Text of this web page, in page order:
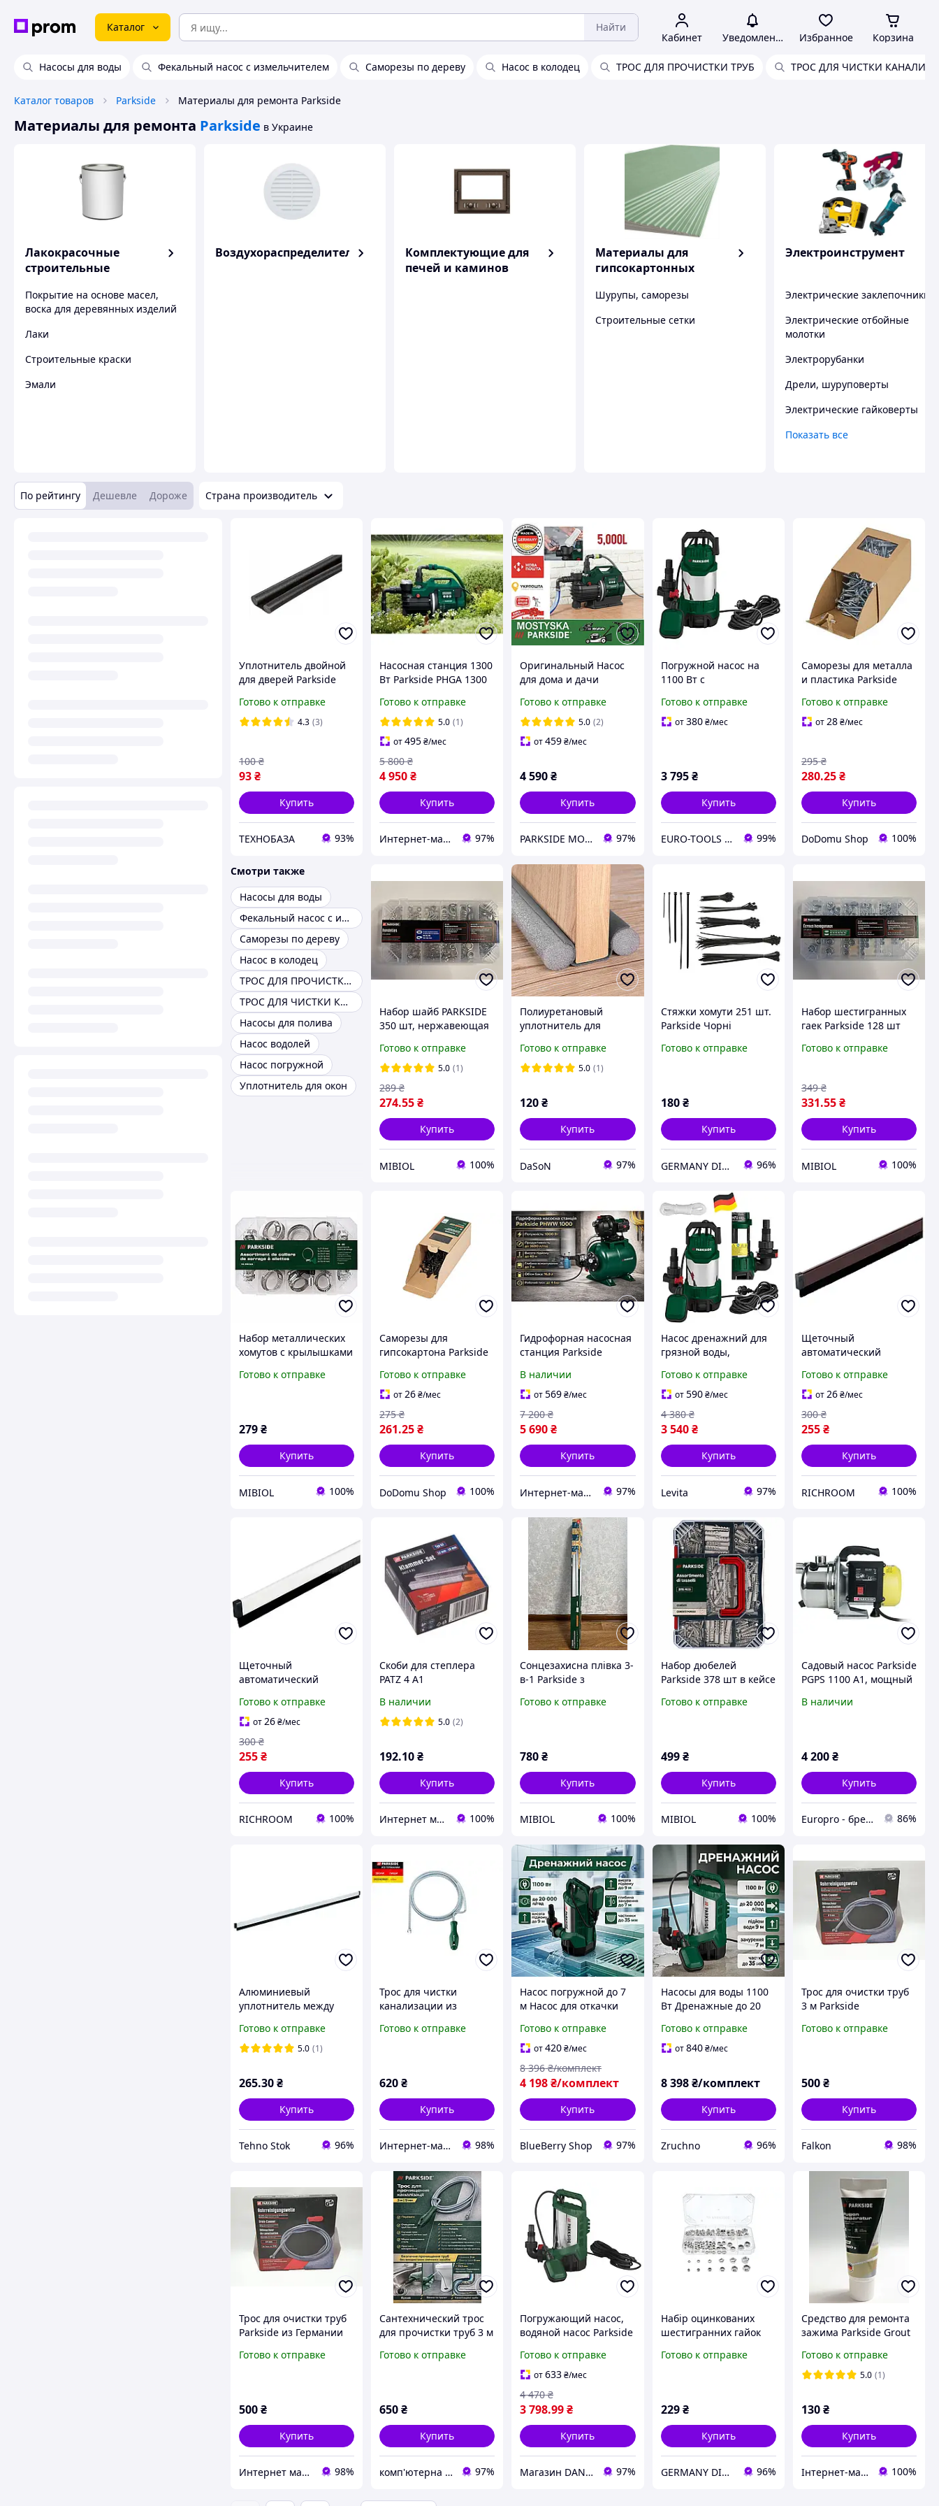
Каталог Найти
Кабинет Уведомления Избранное Корзина
Насосы для воды Фекальный насос с измельчителем Саморезы по дереву Насос в колодец ТРОС ДЛЯ ПРОЧИСТКИ ТРУБ ТРОС ДЛЯ ЧИСТКИ
Каталог товаров Parkside Материалы для ремонта Parkside
Материалы для ремонта Parkside в Украине
Лакокрасочные
строительные
Покрытие на основе масел,
воска для деревянных изделий
Лаки
Строительные краски
Эмали
Воздухораспределители
Комплектующие для
печей и каминов
Материалы для
гипсокартонных
Шурупы, саморезы
Строительные сетки
Электроинструмент
Электрические заклепочники
Электрические отбойные
молотки
Электрорубанки
Дрели, шуруповерты
Электрические гайковерты
Показать все
По рейтингу Дешевле Дороже Страна производитель
Уплотнитель двойной
для дверей Parkside
сквозняков, пыли и
холода (черный)
Готово к отправке
4.3 (3)
93₴
100 ₴
Купить
ТЕХНОБАЗА 93%
Насосная станция 1300
Вт Parkside PHGA 1300
автоматическая
Готово к отправке
5.0 (1)
от495₴/мес
4 950₴
5 800 ₴
Купить
Интернет-магазин "Maрк-Tех" 97%
Оригинальный Насос
для дома и дачи
A1, насосная станция
парксайд
Готово к отправке
5.0 (2)
от459₴/мес
4 590₴
Купить
PARKSIDE MOSTYSKA 97%
Погружной насос на
1100 Вт с
20 000 л/ч дляслива и
перекачивания
Готово к отправке
от380 ₴/мес
3 795 ₴
Купить
EURO-TOOLS for HOME 99%
Саморезы для металла
и пластика Parkside
мм, 250 шт
Готово к отправке
от28₴/мес
280.25₴
295 ₴
Купить
DoDomu Shop 100%
Смотри также
Насосы для воды
Фекальный насос с измельчителем
Саморезы по дереву
Насос в колодец
ТРОС ДЛЯ ПРОЧИСТКИ ТРУБ
ТРОС ДЛЯ ЧИСТКИ КАНАЛИЗАЦИИ
Насосы для полива
Насос водолей
Насос погружной
Уплотнитель для окон
Набор шайб PARKSIDE
350 шт, нержавеющая
пружинные шайбы
(гроверы), M4 M5 M6
M8 M10 M12,
органайзер
Готово к отправке
5.0 (1)
274.55₴
289 ₴
Купить
MIBIOL 100%
Полиуретановый
уплотнитель для
утеплитель для дверей
плинтус мягкий
Черный
Готово к отправке
5.0 (1)
120₴
Купить
DaSoN 97%
Стяжки хомути 251 шт.
Parkside Чорні
Готово к отправке
180 ₴
Купить
GERMANY DISCOUNT 96%
Набор шестигранных
гаек Parkside 128 шт
+ самоконтрные гайки
Готово к отправке
331.55₴
349 ₴
Купить
MIBIOL 100%
Набор металлических
хомутов с крылышками
в кейсе
Готово к отправке
279₴
Купить
MIBIOL 100%
Саморезы для
гипсокартона Parkside
мм, 600 шт
Готово к отправке
от26₴/мес
261.25₴
275 ₴
Купить
DoDomu Shop 100%
Гидрофорная насосная
станция Parkside
3600 л/ч 40 м
В наличии
от569₴/мес
5 690₴
7 200 ₴
Купить
Интернет-магазин "Maрк-Tех" 97%
Насос дренажний для
грязной воды,
насос, Мощный
дренажный насос для
грязной воды, Насос
погружной дренажный
Готово к отправке
от590 ₴/мес
3 540 ₴
4 380 ₴
Купить
Levita 97%
Щеточный
автоматический
PARKSIDE
самоклеящийся, 100
см, утеплитель двери
Готово к отправке
от26₴/мес
255₴
300 ₴
Купить
RICHROOM 100%
Щеточный
автоматический
PARKSIDE
самоклеящийся, 100
Готово к отправке
от 26₴/мес
255₴
300 ₴
Купить
RICHROOM 100%
Скоби для степлера
PATZ 4 A1
) (3600шт) - Parkside
В наличии
5.0 (2)
192.10₴
Купить
Интернет магазин - Ревизор 100%
Сонцезахисна плівка 3-
в-1 Parkside з
захистом і легким
Готово к отправке
780₴
Купить
MIBIOL 100%
Набор дюбелей
Parkside 378 шт в кейсе
газобетона, без
Готово к отправке
499 ₴
Купить
MIBIOL 100%
Садовый насос Parkside
PGPS 1100 A1, мощный
дренажный насос 1100
В наличии
4 200₴
Купить
Europro - бренд надійної техніки 86%
Алюминиевый
уплотнитель между
Parkside
Готово к отправке
5.0 (1)
265.30₴
Купить
Tehno Stok 96%
Трос для чистки
канализации из
Parkside
Готово к отправке
620₴
Купить
Интернет-магазин "Рarkside-shop.prom.ua" 98%
Насос погружной до 7
м Насос для откачки
Вт Насос дренажний
для грязной воды до 20
дренажник
Готово к отправке
от420₴/мес
4 198₴/комплект
8 396 ₴/комплект
Купить
BlueBerry Shop 97%
Насосы для воды 1100
Вт Дренажные до 20
погружной дренажный
погружной для чистой
Готово к отправке
от840 ₴/мес
8 398 ₴/комплект
Купить
Zruchno 96%
Трос для очистки труб
3 м Parkside
Готово к отправке
500₴
Купить
Falkon 98%
Трос для очистки труб
Parkside из Германии
Готово к отправке
500₴
Купить
Интернет магазин " Korvet" 98%
Сантехнический трос
для прочистки труб 3 м
Готово к отправке
650₴
Купить
комп'ютерна техніка з США 97%
Погружающий насос,
водяной насос Parkside
Готово к отправке
от633₴/мес
3 798.99₴
4 470 ₴
Купить
Магазин DANDI 97%
Набір оцинкованих
шестигранних гайок
Готово к отправке
229 ₴
Купить
GERMANY DISCOUNT 96%
Средство для ремонта
зажима Parkside Grout
Готово к отправке
5.0 (1)
130₴
Купить
Інтернет-магазин ,,СТОК'' 100%